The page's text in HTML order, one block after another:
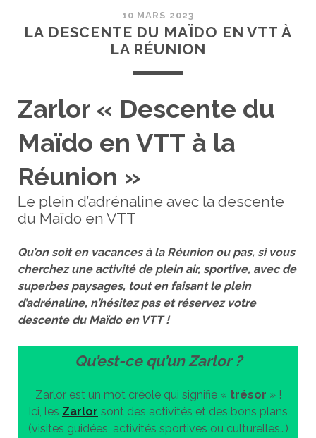
10 MARS 2023
LA DESCENTE DU MAÏDO EN VTT À
LA RÉUNION
Zarlor « Descente du
Maïdo en VTT à la
Réunion »
Le plein d’adrénaline avec la descente
du Maïdo en VTT
Qu’on soit en vacances à la Réunion ou pas, si vous
cherchez une activité de plein air, sportive, avec de
superbes paysages, tout en faisant le plein
d’adrénaline, n’hésitez pas et réservez votre
descente du Maïdo en VTT !
Qu’est-ce qu’un Zarlor ?
Zarlor est un mot créole qui signifie « trésor » !
Ici, les Zarlor sont des activités et des bons plans
(visites guidées, activités sportives ou culturelles…)